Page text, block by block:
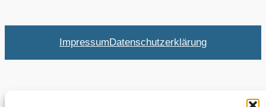
Impressum Datenschutzerklärung